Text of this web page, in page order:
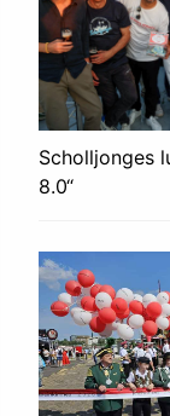
Scholljonges
8.0“